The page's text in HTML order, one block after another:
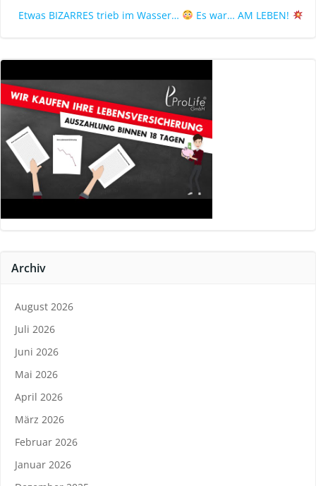
Etwas BIZARRES trieb im Wasser…
Es war… AM LEBEN!
Archiv
August 2026
Juli 2026
Juni 2026
Mai 2026
April 2026
März 2026
Februar 2026
Januar 2026